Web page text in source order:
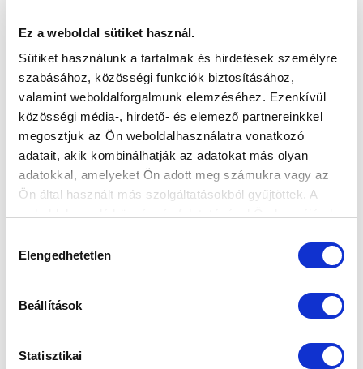
Ez a weboldal sütiket használ.
Sütiket használunk a tartalmak és hirdetések személyre
szabásához, közösségi funkciók biztosításához,
valamint weboldalforgalmunk elemzéséhez. Ezenkívül
közösségi média-, hirdető- és elemező partnereinkkel
megosztjuk az Ön weboldalhasználatra vonatkozó
adatait, akik kombinálhatják az adatokat más olyan
adatokkal, amelyeket Ön adott meg számukra vagy az
Ön által használt más szolgáltatásokból gyűjtöttek. A
kiválasztása
Elengedhetetlen
Beállítások
Statisztikai
nemzeti együttes.